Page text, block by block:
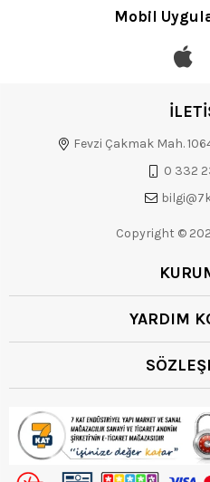
Mobil
Fevzi Çakmak Mah.
0 332
Copyright ©
YARDIM